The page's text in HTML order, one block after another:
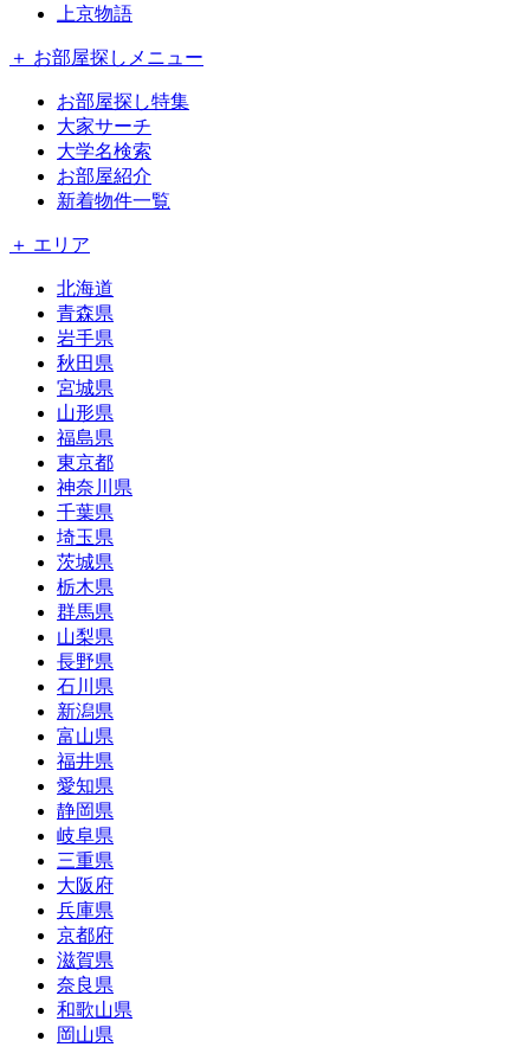
上京物語
＋ お部屋探しメニュー
お部屋探し特集
大家サーチ
大学名検索
お部屋紹介
新着物件一覧
＋ エリア
北海道
青森県
岩手県
秋田県
宮城県
山形県
福島県
東京都
神奈川県
千葉県
埼玉県
茨城県
栃木県
群馬県
山梨県
長野県
石川県
新潟県
富山県
福井県
愛知県
静岡県
岐阜県
三重県
大阪府
兵庫県
京都府
滋賀県
奈良県
和歌山県
岡山県